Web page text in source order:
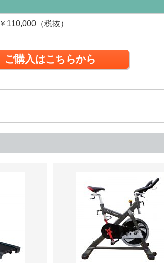
￥110,000（税抜）
ご購入はこちらから